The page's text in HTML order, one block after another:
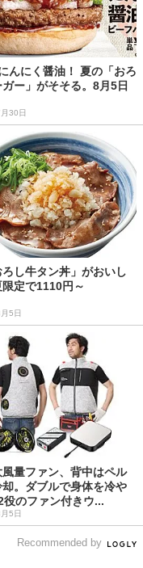
んにく醤油！ 夏の「おろ
ガー」がそそる。8月5日
30日
ろし牛タン丼」がおいし
限定で1110円～
5日
風量ファン、背中はペル
。ダブルで身体を冷や
役のファン付きウ...
5日
Recommended by